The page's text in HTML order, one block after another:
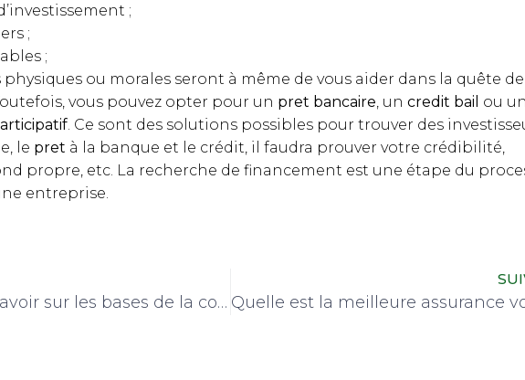
;
;
;
physiques ou morales seront à même de vous aider dans la quête de
vous pouvez opter pour un pret bancaire, un credit bail ou un
. Ce sont des solutions possibles pour trouver des
le pret à la banque et le crédit, il faudra prouver votre crédibilité,
propre, etc. La recherche de financement est une étape du
entreprise.
Essentiel a savoir sur les bases de la comptabilite